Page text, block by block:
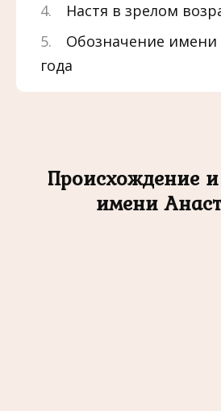
Настя в зрелом
Обозначение имени
года
Происхождение
имени